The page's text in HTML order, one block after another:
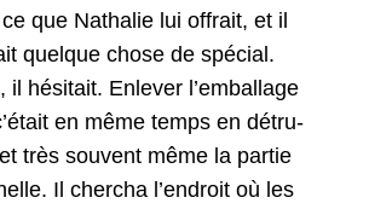
que Nathalie lui offrait, et il
quelque chose de spé­cial.
il hési­tait. Enlever l’emballage
en même temps en détru­
très sou­vent même la par­tie
Il cher­cha l’en­droit où les